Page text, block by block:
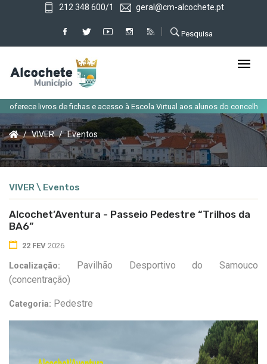
212 348 600/1 geral@cm-alcochete.pt
Pesquisa
livros de fichas e acesso à Escola Virtual aos alunos do concelho |
VIVER Eventos
VIVER \ Eventos
Alcochet’Aventura - Passeio Pedestre “Trilhos da
BA6”
22 FEV 2026
Localização:
Pavilhão Desportivo do Samouco
(concentração)
Categoria: Pedestre